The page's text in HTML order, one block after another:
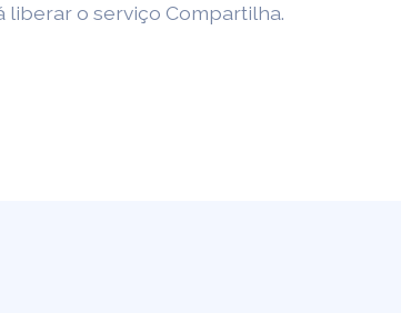
liberar o serviço Compartilha.